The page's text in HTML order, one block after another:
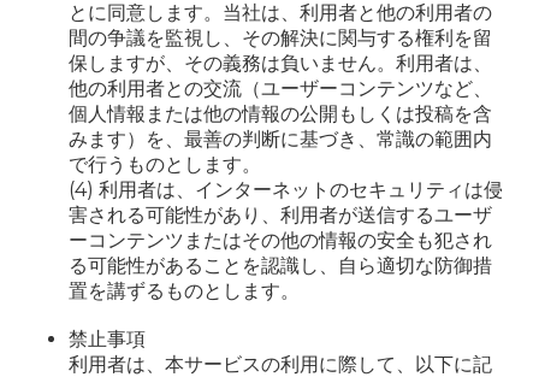
とに同意します。当社は、利用者と他の利用者の
間の争議を監視し、その解決に関与する権利を留
保しますが、その義務は負いません。利用者は、
他の利用者との交流（ユーザーコンテンツなど、
個人情報または他の情報の公開もしくは投稿を含
みます）を、最善の判断に基づき、常識の範囲内
で行うものとします。
(4) 利用者は、インターネットのセキュリティは侵
害される可能性があり、利用者が送信するユーザ
ーコンテンツまたはその他の情報の安全も犯され
る可能性があることを認識し、自ら適切な防御措
置を講ずるものとします。
禁止事項
利用者は、本サービスの利用に際して、以下に記